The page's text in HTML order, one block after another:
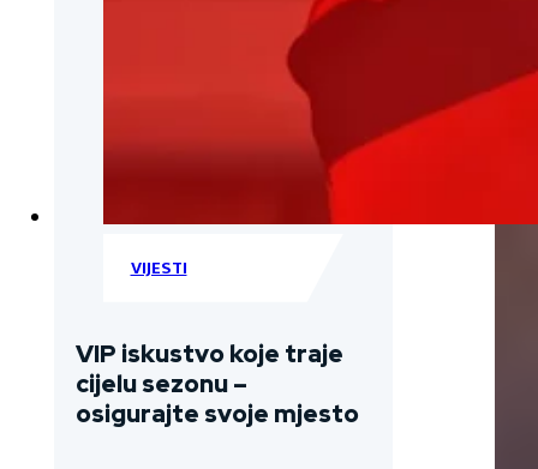
VIJESTI
VIP iskustvo koje traje
cijelu sezonu –
osigurajte svoje mjesto